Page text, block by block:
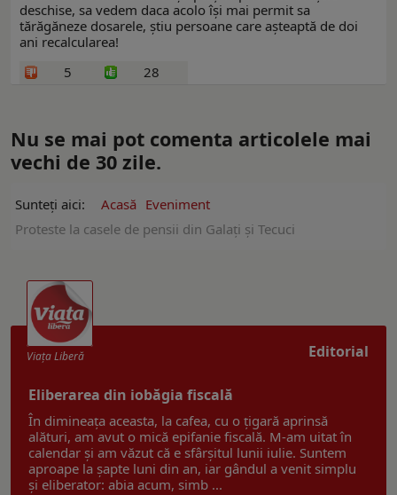
deschise, sa vedem daca acolo își mai permit sa
tărăgăneze dosarele, știu persoane care așteaptă de doi
ani recalcularea!
5
28
Nu se mai pot comenta articolele mai
vechi de 30 zile.
Sunteți aici: Acasă Eveniment
Proteste la casele de pensii din Galați și Tecuci
Editorial
Viaţa Liberă
Eliberarea din iobăgia fiscală
În dimineața aceasta, la cafea, cu o țigară aprinsă
alături, am avut o mică epifanie fiscală. M-am uitat în
calendar și am văzut că e sfârșitul lunii iulie. Suntem
aproape la șapte luni din an, iar gândul a venit simplu
și eliberator: abia acum, simb ...